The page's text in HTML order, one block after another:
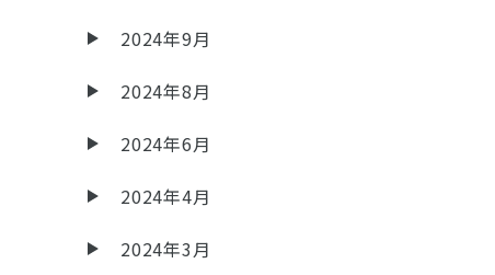
2024年9月
2024年8月
2024年6月
2024年4月
2024年3月